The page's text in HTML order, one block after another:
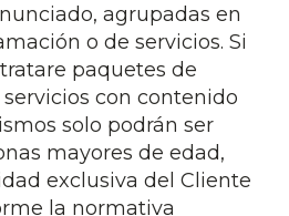
agrupadas en
o de servicios. Si
paquetes de
con contenido
solo podrán ser
mayores de edad,
exclusiva del Cliente
la normativa